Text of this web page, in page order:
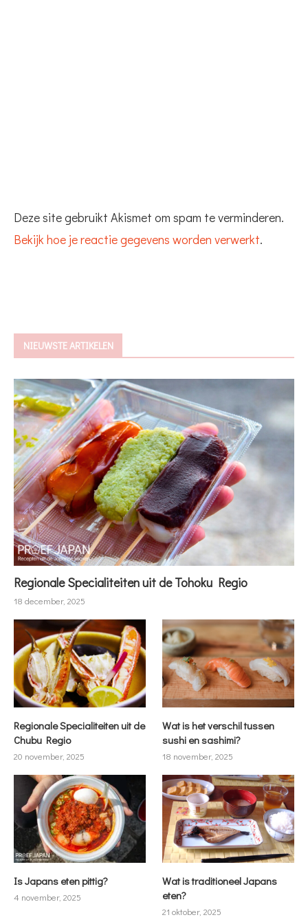
Deze site gebruikt Akismet om spam te verminderen.
Bekijk hoe je reactie gegevens worden verwerkt.
NIEUWSTE ARTIKELEN
Regionale Specialiteiten uit de Tohoku Regio
18 december, 2025
Regionale Specialiteiten uit de
Chubu Regio
20 november, 2025
Wat is het verschil tussen
sushi en sashimi?
18 november, 2025
Is Japans eten pittig?
4 november, 2025
Wat is traditioneel Japans
eten?
21 oktober, 2025